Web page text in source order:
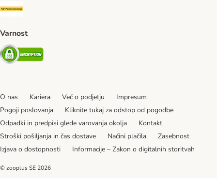
Pošta Slovenije Shipping Method
Varnost
Security
O nas Kariera Več o podjetju
Impresum
Pogoji poslovanja
Kliknite tukaj za odstop od pogodbe
Odpadki in predpisi glede varovanja okolja
Kontakt
Stroški pošiljanja in čas dostave
Načini plačila
Zasebnost
Izjava o dostopnosti
Informacije – Zakon o digitalnih storitvah
© zooplus SE 2026